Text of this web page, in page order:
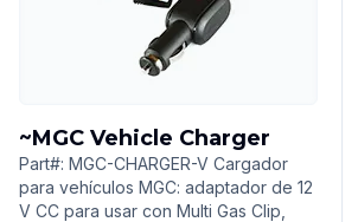
~MGC Vehicle Charger
Part#: MGC-CHARGER-V Cargador
para vehículos MGC: adaptador de 12
V CC para usar con Multi Gas Clip,